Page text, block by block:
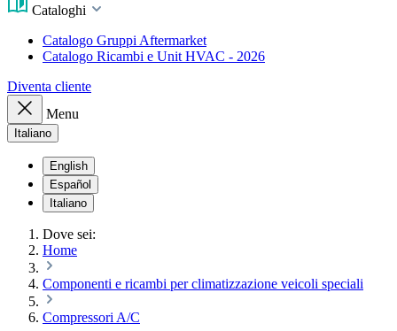
Cataloghi
Catalogo Gruppi Aftermarket
Catalogo Ricambi e Unit HVAC - 2026
Diventa cliente
Menu
Italiano
English
Español
Italiano
Dove sei:
Home
Componenti e ricambi per climatizzazione veicoli speciali
Compressori A/C